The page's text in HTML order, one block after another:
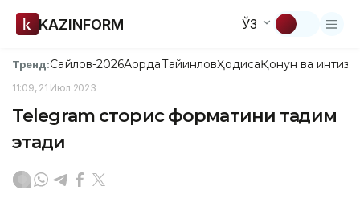
KAZINFORM ЎЗ
Тренд:Сайлов-2026АқордаТайинловҲодисаҚонун ва
11:09, 21 Июл 2023
Telegram сторис форматини тақдим
этади